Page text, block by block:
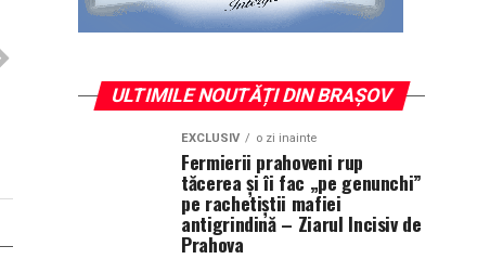
ULTIMILE NOUTĂȚI DIN BRAȘOV
EXCLUSIV o zi inainte
Fermierii prahoveni rup
tăcerea și îi fac „pe genunchi”
pe rachetiștii mafiei
antigrindină – Ziarul Incisiv de
Prahova